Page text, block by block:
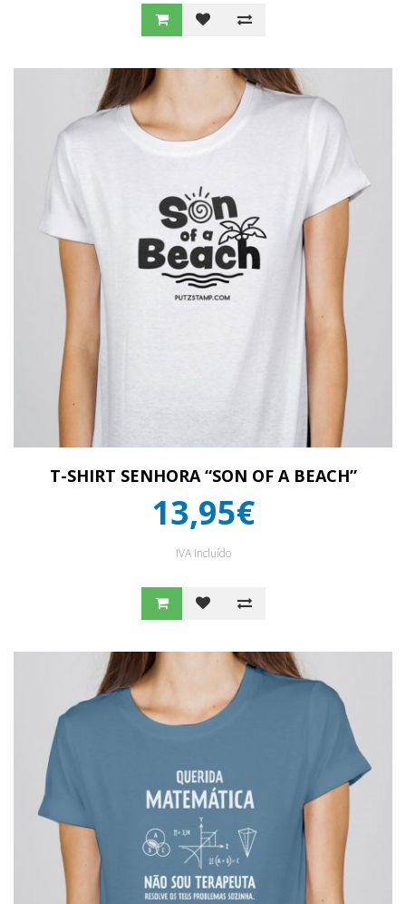
T-SHIRT SENHORA “SON OF A BEACH”
13,95€
IVA Incluído